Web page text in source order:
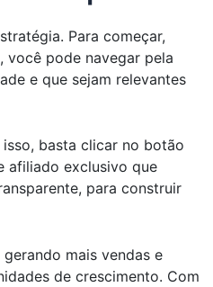
Para começar,
você pode navegar pela
e que sejam relevantes
basta clicar no botão
afiliado exclusivo que
para construir
mais vendas e
de crescimento. Com